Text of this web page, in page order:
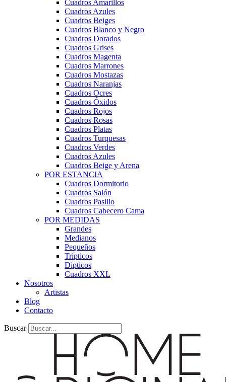
Cuadros Amarillos
Cuadros Azules
Cuadros Beiges
Cuadros Blanco y Negro
Cuadros Dorados
Cuadros Grises
Cuadros Magenta
Cuadros Marrones
Cuadros Mostazas
Cuadros Naranjas
Cuadros Ocres
Cuadros Óxidos
Cuadros Rojos
Cuadros Rosas
Cuadros Platas
Cuadros Turquesas
Cuadros Verdes
Cuadros Azules
Cuadros Beige y Arena
POR ESTANCIA
Cuadros Dormitorio
Cuadros Salón
Cuadros Pasillo
Cuadros Cabecero Cama
POR MEDIDAS
Grandes
Medianos
Pequeños
Trípticos
Dípticos
Cuadros XXL
Nosotros
Artistas
Blog
Contacto
Buscar